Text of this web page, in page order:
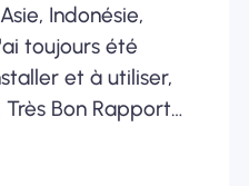
Indonésie,
toujours été
et à utiliser,
Bon Rapport